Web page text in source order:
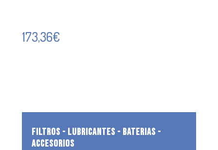
173,36€
FILTROS - LUBRICANTES - BATERIAS -
ACCESORIOS